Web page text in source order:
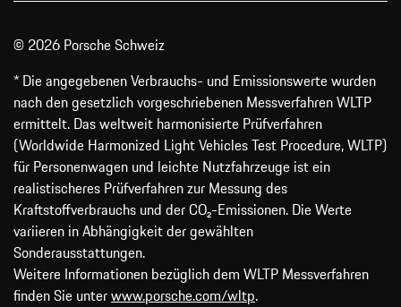
© 2026 Porsche Schweiz
* Die angegebenen Verbrauchs- und Emissionswerte wurden
nach den gesetzlich vorgeschriebenen Messverfahren WLTP
ermittelt. Das weltweit harmonisierte Prüfverfahren
(Worldwide Harmonized Light Vehicles Test Procedure, WLTP)
für Personenwagen und leichte Nutzfahrzeuge ist ein
realistischeres Prüfverfahren zur Messung des
Kraftstoffverbrauchs und der CO₂-Emissionen. Die Werte
variieren in Abhängigkeit der gewählten
Sonderausstattungen.
Weitere Informationen bezüglich dem WLTP Messverfahren
finden Sie unterwww.porsche.com/wltp.